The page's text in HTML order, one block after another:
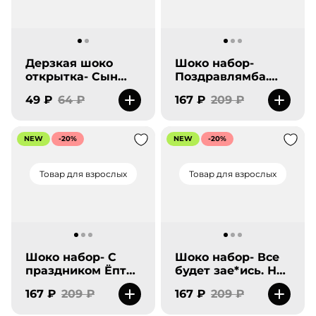
Дерзкая шоко
открытка- Сын
маминой подруги.
Ты №1
49 ₽ 64 ₽
Шоко набор-
Поздравлямба.
Все будет круто.
167 ₽ 209 ₽
Товар для взрослых
NEW -20%
Шоко набор- С
праздником Ёпта.
подарок.
167 ₽ 209 ₽
Товар для взрослых
NEW -20%
Шоко набор- Все
будет зае*ись. Но
167 ₽ 209 ₽